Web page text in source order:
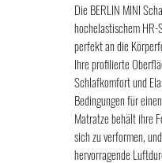
Die BERLIN MINI
hochelastischem
perfekt an die
Ihre profilierte
Schlafkomfort und
Bedingungen für
Matratze behält ihre
sich zu verformen,
hervorragende